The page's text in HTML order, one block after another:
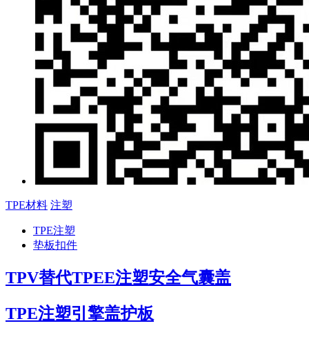
TPE材料 注塑
TPE注塑
垫板扣件
TPV替代TPEE注塑安全气囊盖
TPE注塑引擎盖护板